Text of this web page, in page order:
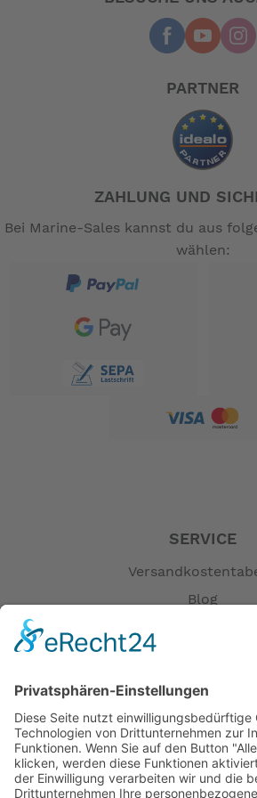
Begleiter auf den man sich verlassen
Das Brompton G Line wird mit einer 8
Wir schaffen urbane Freiheit für ein
Fünfzig Jahre nachdem das erste
Straßen der Stadt erobert hat, wird die
einfachen Fahrrads
(oder) Electric G Line. Das
• Großes Fahrgefühl, kompakt in der
zusammenklappen lässt
• Nichts lässt sich so gut falten wie ein
klein: Personen 152-168 cm
Mittel:Personen 168-183 cm
Hoch: Personen 183-198 cm
Farben: 3 Farben, Forest Green,
Schaltung: 8 Gang Shimasno Alfine
Licht: ohne oder mit Baterielicht
Bremsen: Scheibenbremsen
Bereifung: Schwalbe 54-406
PARTNER
ZAHLUNG UND
Bei Marine-Sales kannst du aus
wählen:
SERVICE
Blog
Öffnungszeiten
Versandpartner
Zahlung und